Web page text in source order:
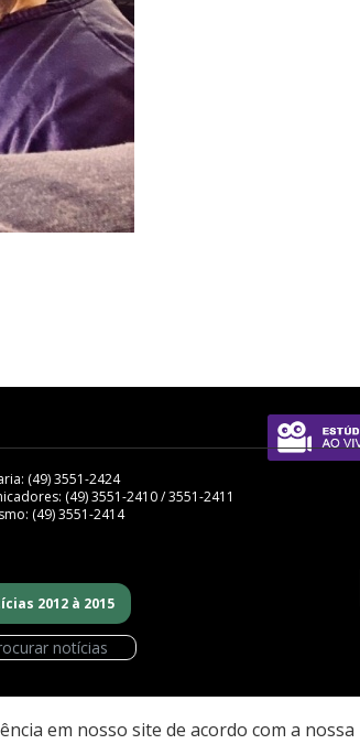
(49) 3551-2424
(49) 3551-2410 / 3551-2411
(49) 3551-2414
2012 à 2015
em nosso site de acordo com a nossa